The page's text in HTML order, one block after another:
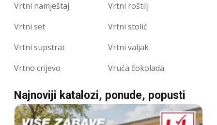
Vrtni namještaj
Vrtni roštilj
Vrtni set
Vrtni stolić
Vrtni supstrat
Vrtni valjak
Vrtno crijevo
Vruća čokolada
Najnoviji katalozi, ponude, popusti